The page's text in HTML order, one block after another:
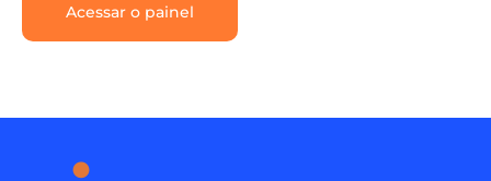
Acessar o painel